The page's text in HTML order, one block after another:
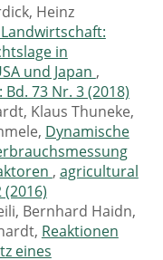
Heinz
in
und Japan ,
73 Nr. 3 (2018)
Klaus Thuneke,
Dynamische
, agricultural
Bernhard Haidn,
Reaktionen
eines